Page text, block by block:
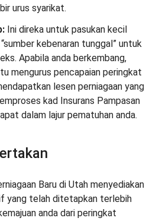
urus syarikat.
Ini direka untuk pasukan kecil
kebenaran tunggal” untuk
Apabila anda berkembang,
mengurus pencapaian peringkat
lesen perniagaan yang
kad Insurans Pampasan
dalam lajur pematuhan anda.
Baru di Utah menyediakan
yang telah ditetapkan terlebih
anda dari peringkat